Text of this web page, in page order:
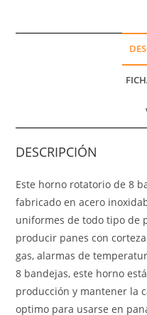
DESCRIPCIÓN
Este horno rotatorio de 8
fabricado en acero
uniformes de todo tipo de
producir panes con
gas, alarmas de
8 bandejas, este horno
producción y mantener la
optimo para usarse en